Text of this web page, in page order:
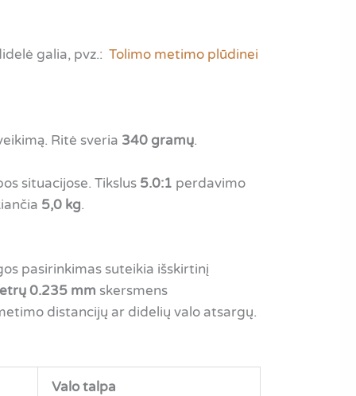
galia, pvz.: Tolimo metimo plūdinei
Ritė sveria 340 gramų.
situacijose. Tikslus 5.0:1 perdavimo
5,0 kg.
pasirinkimas suteikia išskirtinį
0.235 mm skersmens
distancijų ar didelių valo atsargų.
Valo talpa